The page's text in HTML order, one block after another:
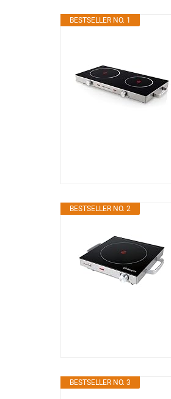
BESTSELLER NO. 1
BESTSELLER NO. 2
BESTSELLER NO. 3